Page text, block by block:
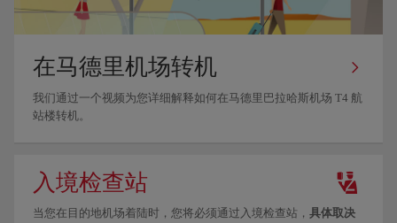
在马德里机场转机
我们通过一个视频为您详细解释如何在马德里巴拉哈斯机场 T4 航
站楼转机。
入境检查站
当您在目的地机场着陆时，您将必须通过入境检查站， 具体取决